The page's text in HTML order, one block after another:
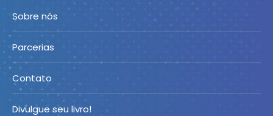
Sobre nós
Parcerias
Contato
Divulgue seu livro!